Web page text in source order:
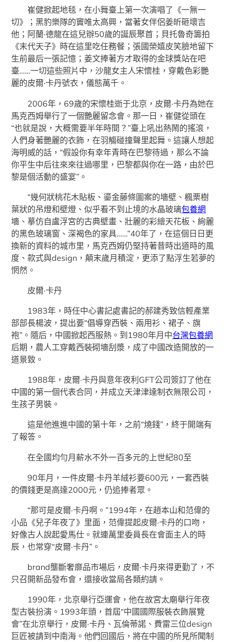
崔健掀起地毯，在小舞臺上第一次演唱了《一無一
切》；黑豹樂隊的竇唯太高興，當著女伴侶姜昕砸壞吉
他；阿蘭·德龍在這兒辦50歲的誕辰聚首；貝托魯奇籌拍
《末代天子》時在這里吃任務餐；張國榮嬉皮笑臉地留下
生前最后一張記憶；姜文捧著方才取得的金球獎站在吧
臺……一切這些照片中，沙龍女主人宋懷桂，穿戴色彩艷
麗的皮爾·卡丹號衣，儀態萬千。
2006年，69歲的宋懷桂逝于北京，皮爾·卡丹為她在
馬克西姆舉行了一個艷麗留念會。那一日，崔健從頭在
“也就是說，大概需要半年時間？”臺上吼出熱鬧的搖滾，
人們身著艷麗的衣飾，在羽觴碰撞聲里起舞。這讓人想起
海明威的話，“假設你有幸年青時在巴黎待過，那么不論
你平生中后往來來往過哪里，巴黎都與你在一路，由於巴
黎是個活動的盛宴”。
“幾何狀桃花木貼板、鎏金藤條圖案的墻壁、楓栗樹
葉狀的吊燈和壁燈、似乎看不到止境的水晶玻璃包養網
墻、摹仿自盧浮宮的古典壁畫、壯麗的彩繪天花板、絢麗
的黑色玻璃窗、深褐色的家具……”40年了，在這個日日更
換新的資料的城市里，馬克西姆仍堅持著昔時出道時的風
度、款式與design，顛末歲月積淀，更添了點浮生若夢的
惘然。
皮爾·卡丹
1983年，時任中心書記處書記的郝建秀致信輕產業
部部長楊波，提出要“倡導穿西裝、兩用衫、裙子、旗
袍”。隨后，中國掀起西服熱。到1980年月中台灣包養網
后期，農人工穿戴西裝砌墻刮漿，成了中國改造開放的一
道景致。
1988年，皮爾·卡丹與意年夜利GFT公司簽訂了他在
中國的第一個代表合同，并成立天津津達制衣無限公司，
生孩子男裝。
這是他進進中國的第十年，之前“燒錢”，終于開端有
了報答。
在全國均勻月薪水不外一百多元的上世紀80至
90年月，一件皮爾·卡丹羊絨衫要600元，一套西裝
的價錢更是高達2000元，仍追捧者眾。
“那可是皮爾·卡丹啊。”1994年，在趙本山和范偉的
小品《兒子年夜了》里面，范偉提起皮爾·卡丹的口吻，
好像古人說起愛馬仕。就連萬里委員長在會面主人的時
辰，也常穿“皮爾·卡丹”。
brand壟斷奢靡品市場后，皮爾·卡丹來得更勤了，不
只召開新品發布會，還接收當局各類約請。
1990年，北京舉行亞運會，他在故宮太廟舉行年夜
型古裝扮演。1993年頭，首屆“中國國際服裝衣飾展覽
會”在北京舉行，皮爾·卡丹、瓦倫蒂諾、費雷三位design
巨匠被請到中南海。他們回國后，將在中國的所見所聞制